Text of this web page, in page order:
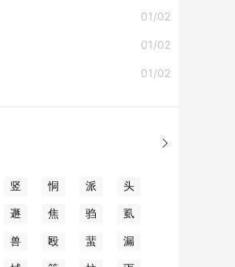
01/02
01/02
01/02

竖 恫 派 头
遯 焦 驺 虱
兽 殴 蜚 漏